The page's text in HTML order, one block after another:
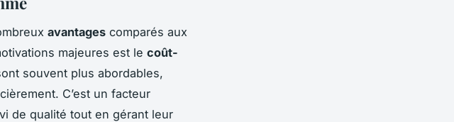
avantages comparés aux
majeures est le coût-
souvent plus abordables,
C’est un facteur
de qualité tout en gérant leur